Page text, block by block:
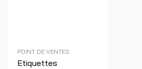
POINT DE VENTES
Etiquettes